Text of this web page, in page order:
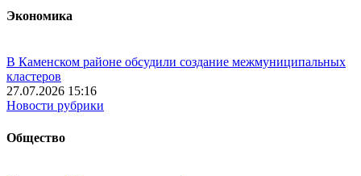
Экономика
В Каменском районе обсудили создание межмуниципальных
кластеров
27.07.2026 15:16
Новости рубрики
Общество